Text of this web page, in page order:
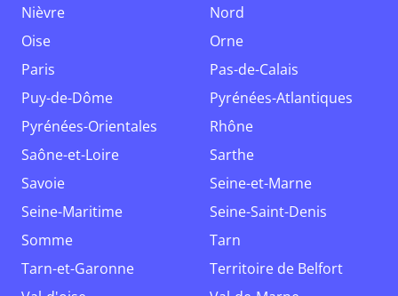
Nièvre
Nord
Oise
Orne
Paris
Pas-de-Calais
Puy-de-Dôme
Pyrénées-Atlantiques
Pyrénées-Orientales
Rhône
Saône-et-Loire
Sarthe
Savoie
Seine-et-Marne
Seine-Maritime
Seine-Saint-Denis
Somme
Tarn
Tarn-et-Garonne
Territoire de Belfort